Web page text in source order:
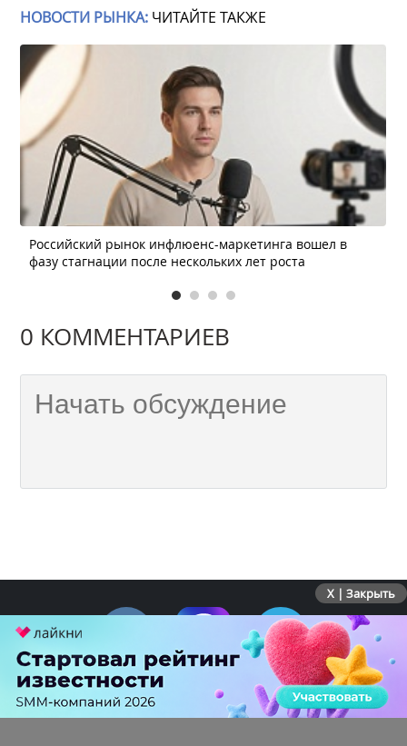
НОВОСТИ РЫНКА: ЧИТАЙТЕ ТАКЖЕ
Российский рынок инфлюенс-маркетинга вошел в
фазу стагнации после нескольких лет роста
0 КОММЕНТАРИЕВ
X | Закрыть
ПЕРЕЙТИ НА ПОЛНУЮ ВЕРСИЮ
© SEOnews.ru Все права защищены. 2026